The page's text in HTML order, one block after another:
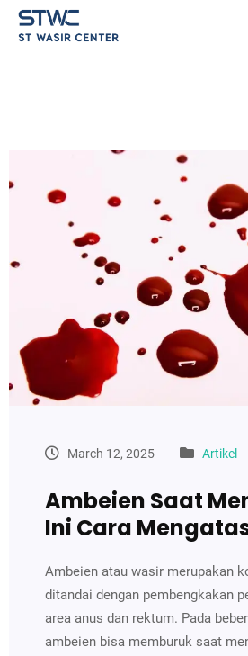
March 12, 2025 Artikel
Ambeien Saat
Ini Cara
Ambeien atau wasir merupakan
ditandai dengan pembengkakan
area anus dan rektum. Pada
ambeien bisa memburuk saat